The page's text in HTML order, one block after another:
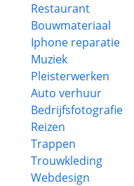
Restaurant
Bouwmateriaal
Iphone reparatie
Muziek
Pleisterwerken
Auto verhuur
Bedrijfsfotografie
Reizen
Trappen
Trouwkleding
Webdesign